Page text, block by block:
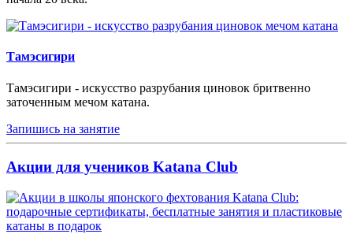
Тамэсигири
Тамэсигири - искусство разрубания циновок бритвенно
заточенным мечом катана.
Запишись на занятие
Акции для учеников Katana Club